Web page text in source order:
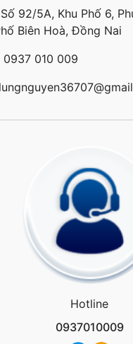
Số 92/5A, Khu Phố 6,
Biên Hoà, Đồng Nai
0937 010 009
Hotline
0937010009